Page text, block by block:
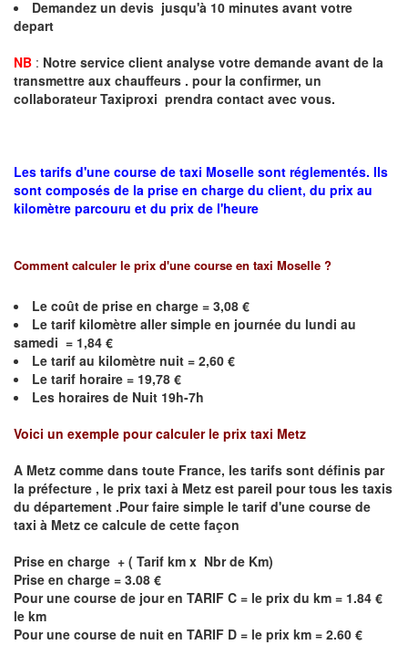
Demandez un devis jusqu'à 10 minutes avant votre
depart
NB : Notre service client analyse votre demande avant de la
transmettre aux chauffeurs . pour la confirmer, un
collaborateur Taxiproxi prendra contact avec vous.
Les tarifs d'une course de taxi Moselle sont réglementés. Ils
sont composés de la prise en charge du client, du prix au
kilomètre parcouru et du prix de l'heure
Comment calculer le prix d'une course en taxi Moselle ?
Le coût de prise en charge = 3,08 €
Le tarif kilomètre aller simple en journée du lundi au
samedi = 1,84 €
Le tarif au kilomètre nuit = 2,60 €
Le tarif horaire = 19,78 €
Les horaires de Nuit 19h-7h
Voici un exemple pour calculer le prix taxi Metz
A Metz comme dans toute France, les tarifs sont définis par
la préfecture , le prix taxi à Metz est pareil pour tous les taxis
du département .Pour faire simple le tarif d'une course de
taxi à Metz ce calcule de cette façon
Prise en charge + ( Tarif km x Nbr de Km)
Prise en charge = 3.08 €
Pour une course de jour en TARIF C = le prix du km = 1.84 €
le km
Pour une course de nuit en TARIF D = le prix km = 2.60 €